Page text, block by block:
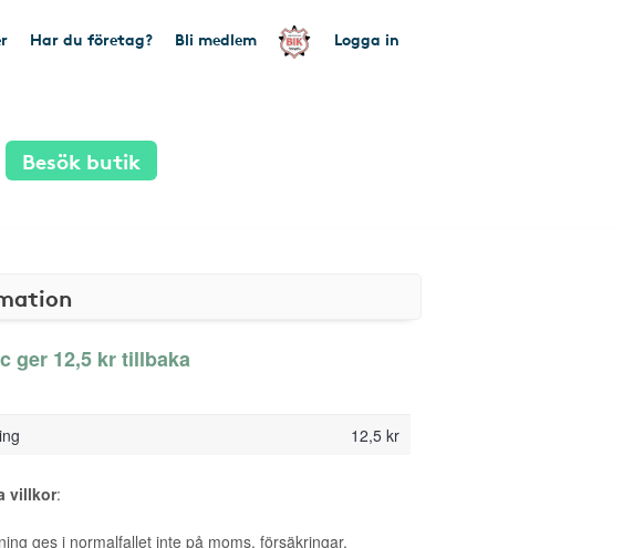
Har du företag? Bli medlem Logga in
Besök butik
ger 12,5 kr tillbaka
12,5 kr
villkor:
ges i normalfallet inte på moms, försäkringar,